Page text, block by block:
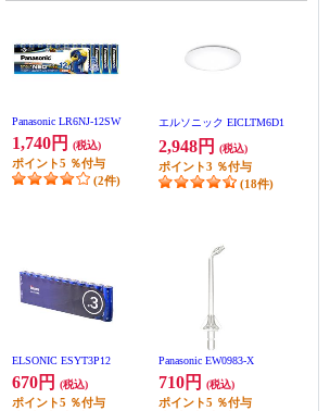
Panasonic LR6NJ-12SW
1,740円 (税込)
ポイント5 ％付与
(2件)
エルソニック EICLTM6D1
2,948円 (税込)
ポイント3 ％付与
(18件)
ELSONIC ESYT3P12
670円 (税込)
ポイント5 ％付与
Panasonic EW0983-X
710円 (税込)
ポイント5 ％付与